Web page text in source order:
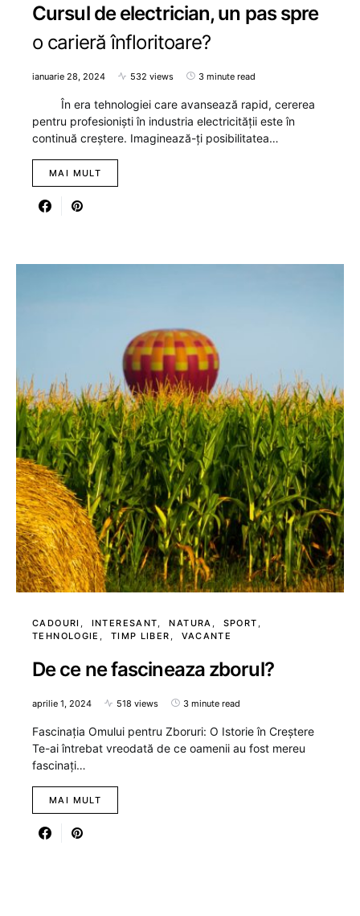
Cursul de electrician, un pas spre
o carieră înfloritoare?
ianuarie 28, 2024 532 views 3 minute read
În era tehnologiei care avansează rapid, cererea
pentru profesioniști în industria electricității este în
continuă creștere. Imaginează-ți posibilitatea…
MAI MULT
CADOURI INTERESANT NATURA
SPORT
TEHNOLOGIE
TIMP LIBER VACANTE
De ce ne fascineaza zborul?
aprilie 1, 2024 518 views 3 minute read
Fascinația Omului pentru Zboruri: O Istorie în Creștere
Te-ai întrebat vreodată de ce oamenii au fost mereu
fascinați…
MAI MULT